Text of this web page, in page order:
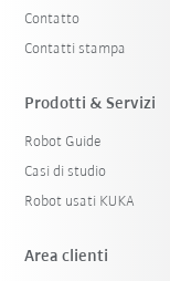
Resetta filtri
Contatto
Contatti stampa
Prodotti & Servizi
Robot Guide
Casi di studio
Robot usati KUKA
Area clienti